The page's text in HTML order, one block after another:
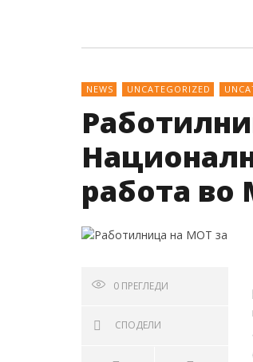
NEWS UNCATEGORIZED
работа во
0ПРЕГЛЕДИ
СПОДЕЛИ